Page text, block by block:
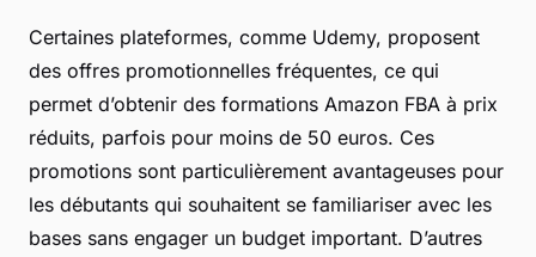
Certaines plateformes, comme Udemy, proposent
des offres promotionnelles fréquentes, ce qui
permet d’obtenir des formations Amazon FBA à prix
réduits, parfois pour moins de 50 euros. Ces
promotions sont particulièrement avantageuses pour
les débutants qui souhaitent se familiariser avec les
bases sans engager un budget important. D’autres